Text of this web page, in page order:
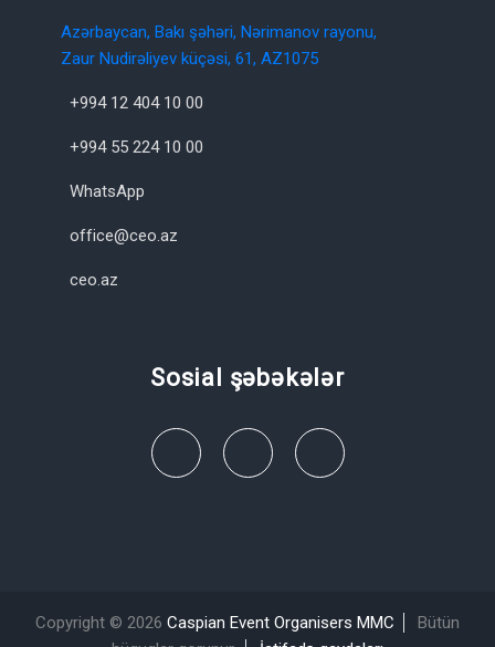
Azərbaycan, Bakı şəhəri, Nərimanov rayonu,
Zaur Nudirəliyev küçəsi, 61, AZ1075
+994 12 404 10 00
+994 55 224 10 00
WhatsApp
office@ceo.az
ceo.az
Sosial şəbəkələr
Copyright © 2026 Caspian Event Organisers MMC
Bütün